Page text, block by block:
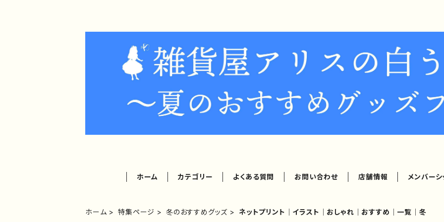
ホーム カテゴリー よくある質問 お問い合わせ 店舗情報 メンバーシ
ホーム 特集ページ 冬のおすすめグッズ ネットプリント｜イラスト｜おしゃれ｜おすすめ｜一覧｜冬